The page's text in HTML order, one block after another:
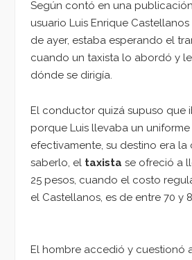
Según contó en una
usuario Luis Enrique
de ayer, estaba esperando el
cuando un taxista lo abordó y
dónde se dirigía.
El conductor quizá supuso que
porque Luis llevaba un
efectivamente, su destino era la
saberlo, el taxista se ofreció a
25 pesos, cuando el costo
el Castellanos, es de entre 70 y
El hombre accedió y cuestionó